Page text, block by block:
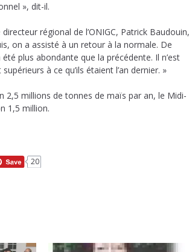
», dit-il.
régional de l’ONIGC, Patrick Baudouin,
on a assisté à un retour à la normale. De
plus abondante que la précédente. Il n’est
à ce qu’ils étaient l’an dernier. »
2,5 millions de tonnes de maïs par an, le Midi-
1,5 million.
20